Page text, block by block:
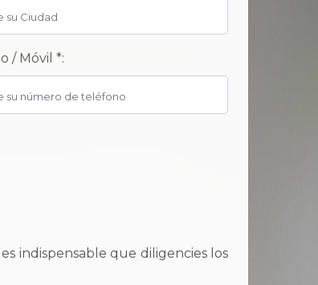
/ Móvil *:
indispensable que diligencies los